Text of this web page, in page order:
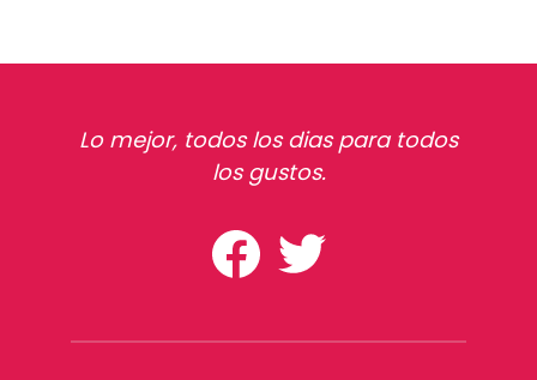
Lo mejor, todos los dias para todos
los gustos.